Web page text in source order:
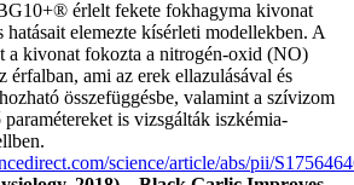
érlelt fekete fokhagyma kivonat
elemezte kísérleti modellekben. A
a kivonat fokozta a nitrogén-oxid (NO)
érfalban, ami az erek ellazulásával és
összefüggésbe, valamint a szívizom
is vizsgálták iszkémia-
science/article/abs/pii/